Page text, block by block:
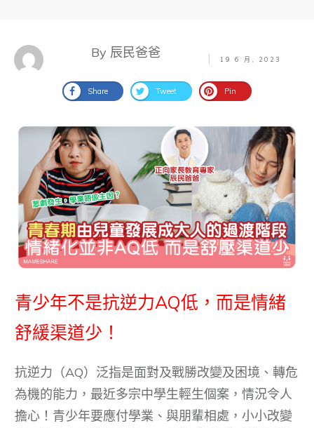
By 辰民爸爸 19 6 月, 2023
Share Tweet Pin
青少年不是抗逆力AQ低，而是情緒
舒緩渠道少！
抗逆力（AQ）泛指是面對及戰勝改變及困境、轉危
為機的能力，最近多宗中學生輕生個案，情況令人
擔心！青少年要應付學業、與朋輩相處，小小改變